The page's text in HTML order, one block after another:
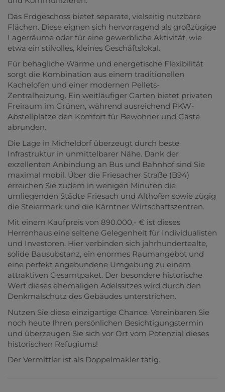
Das Erdgeschoss bietet separate, vielseitig nutzbare
Flächen. Diese eignen sich hervorragend als großzügige
Lagerräume oder für eine gewerbliche Aktivität, wie
etwa ein stilvolles, kleines Geschäftslokal.
Für behagliche Wärme und energetische Flexibilität
sorgt die Kombination aus einem traditionellen
Kachelofen und einer modernen Pellets-
Zentralheizung. Ein weitläufiger Garten bietet privaten
Freiraum im Grünen, während ausreichend PKW-
Abstellplätze den Komfort für Bewohner und Gäste
abrunden.
Die Lage in Micheldorf überzeugt durch beste
Infrastruktur in unmittelbarer Nähe. Dank der
exzellenten Anbindung an Bus und Bahnhof sind Sie
maximal mobil. Über die Friesacher Straße (B94)
erreichen Sie zudem in wenigen Minuten die
umliegenden Städte Friesach und Althofen sowie zügig
die Steiermark und die Kärntner Wirtschaftszentren.
Mit einem Kaufpreis von 890.000,- € ist dieses
Herrenhaus eine seltene Gelegenheit für Individualisten
und Investoren. Hier verbinden sich jahrhundertealte,
solide Bausubstanz, ein enormes Raumangebot und
eine perfekt angebundene Umgebung zu einem
attraktiven Gesamtpaket. Der besondere historische
Wert dieses ehemaligen Adelssitzes wird durch den
Denkmalschutz des Gebäudes unterstrichen.
Nutzen Sie diese einzigartige Chance. Vereinbaren Sie
noch heute Ihren persönlichen Besichtigungstermin
und überzeugen Sie sich vor Ort vom Potenzial dieses
historischen Refugiums!
Der Vermittler ist als Doppelmakler tätig.